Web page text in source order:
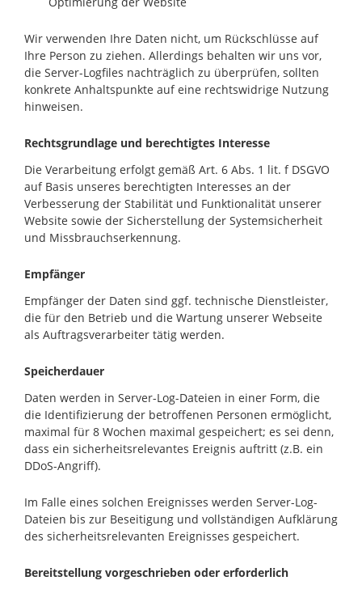
Wir verwenden Ihre Daten nicht, um Rückschlüsse auf
Ihre Person zu ziehen. Allerdings behalten wir uns vor,
die Server-Logfiles nachträglich zu überprüfen, sollten
konkrete Anhaltspunkte auf eine rechtswidrige Nutzung
hinweisen.
Rechtsgrundlage und berechtigtes Interesse
Die Verarbeitung erfolgt gemäß Art. 6 Abs. 1 lit. f DSGVO
auf Basis unseres berechtigten Interesses an der
Verbesserung der Stabilität und Funktionalität unserer
Website sowie der Sicherstellung der Systemsicherheit
und Missbrauchserkennung.
Empfänger
Empfänger der Daten sind ggf. technische Dienstleister,
die für den Betrieb und die Wartung unserer Webseite
als Auftragsverarbeiter tätig werden.
Speicherdauer
Daten werden in Server-Log-Dateien in einer Form, die
die Identifizierung der betroffenen Personen ermöglicht,
maximal für 8 Wochen maximal gespeichert; es sei denn,
dass ein sicherheitsrelevantes Ereignis auftritt (z.B. ein
DDoS-Angriff).
Im Falle eines solchen Ereignisses werden Server-Log-
Dateien bis zur Beseitigung und vollständigen Aufklärung
des sicherheitsrelevanten Ereignisses gespeichert.
Bereitstellung vorgeschrieben oder erforderlich